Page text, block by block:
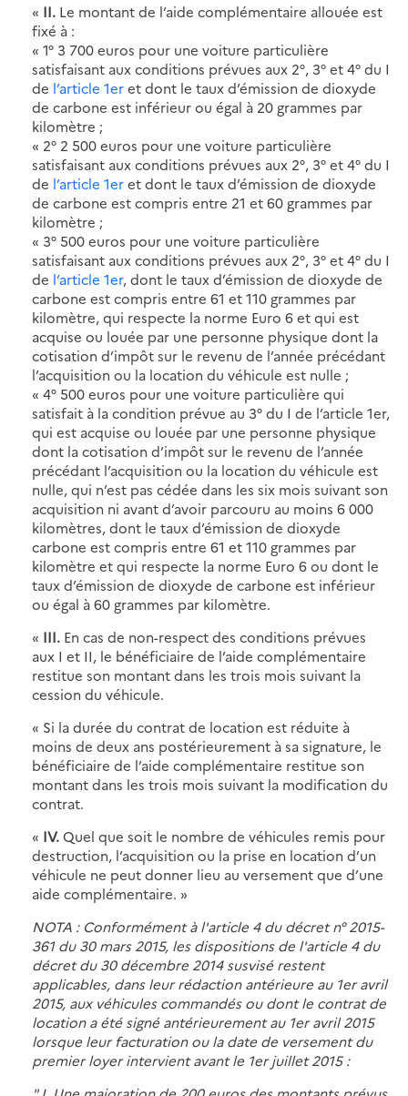
« II. Le montant de l’aide complémentaire allouée est
fixé à :
« 1° 3 700 euros pour une voiture particulière
satisfaisant aux conditions prévues aux 2°, 3° et 4° du I
de l’article 1eret dont le taux d’émission de dioxyde
de carbone est inférieur ou égal à 20 grammes par
kilomètre ;
« 2° 2 500 euros pour une voiture particulière
satisfaisant aux conditions prévues aux 2°, 3° et 4° du I
de l’article 1eret dont le taux d’émission de dioxyde
de carbone est compris entre 21 et 60 grammes par
kilomètre ;
« 3° 500 euros pour une voiture particulière
satisfaisant aux conditions prévues aux 2°, 3° et 4° du I
de l’article 1er, dont le taux d’émission de dioxyde de
carbone est compris entre 61 et 110 grammes par
kilomètre, qui respecte la norme Euro 6 et qui est
acquise ou louée par une personne physique dont la
cotisation d’impôt sur le revenu de l’année précédant
l’acquisition ou la location du véhicule est nulle ;
« 4° 500 euros pour une voiture particulière qui
satisfait à la condition prévue au 3° du I de l’article 1er,
qui est acquise ou louée par une personne physique
dont la cotisation d’impôt sur le revenu de l’année
précédant l’acquisition ou la location du véhicule est
nulle, qui n’est pas cédée dans les six mois suivant son
acquisition ni avant d’avoir parcouru au moins 6 000
kilomètres, dont le taux d’émission de dioxyde
carbone est compris entre 61 et 110 grammes par
kilomètre et qui respecte la norme Euro 6 ou dont le
taux d’émission de dioxyde de carbone est inférieur
ou égal à 60 grammes par kilomètre.
« III. En cas de non-respect des conditions prévues
aux I et II, le bénéficiaire de l’aide complémentaire
restitue son montant dans les trois mois suivant la
cession du véhicule.
« Si la durée du contrat de location est réduite à
moins de deux ans postérieurement à sa signature, le
bénéficiaire de l’aide complémentaire restitue son
montant dans les trois mois suivant la modification du
contrat.
« IV.Quel que soit le nombre de véhicules remis pour
destruction, l’acquisition ou la prise en location d’un
véhicule ne peut donner lieu au versement que d’une
aide complémentaire. »
NOTA : Conformément à l'article 4 du décret n° 2015-
361 du 30 mars 2015, les dispositions de l'article 4 du
décret du 30 décembre 2014 susvisé restent
applicables, dans leur rédaction antérieure au 1er avril
2015, aux véhicules commandés ou dont le contrat de
location a été signé antérieurement au 1er avril 2015
lorsque leur facturation ou la date de versement du
premier loyer intervient avant le 1er juillet 2015 :